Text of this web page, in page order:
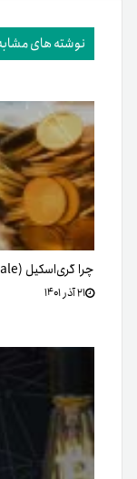
نوشته های
چرا گری‌اسکیل (Grayscale) در آستانه ورشکستگی است؟
۲۱ آذر ۱۴۰۱